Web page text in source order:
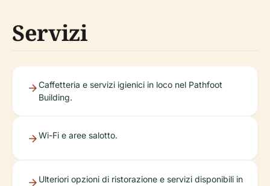
Servizi
Caffetteria e servizi igienici in loco nel Pathfoot
Building.
Wi-Fi e aree salotto.
Ulteriori opzioni di ristorazione e servizi disponibili in